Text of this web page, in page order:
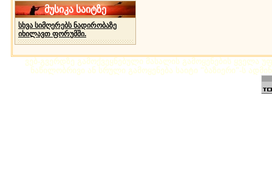
მუსიკა საიტზე
სხვა სიმღერებს ნადირობაზე
იხილავთ ფორუმში.
ვებ-გვერდზე გამოქვეყნებული მასალის გამოყენების ყველა
ნაწილობრივი ან სრული გამოყენება საიტი "ბაზიერი"-ს